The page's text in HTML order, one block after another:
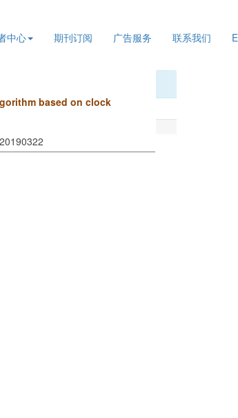
中心 期刊订阅 广告服务 联系我们
based on clock